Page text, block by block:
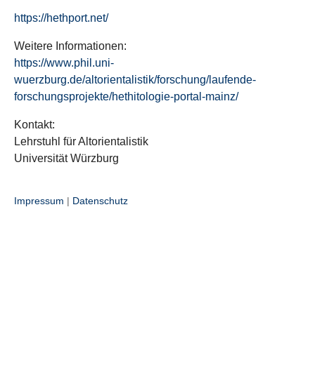
https://hethport.net/
Weitere Informationen:
https://www.phil.uni-
wuerzburg.de/altorientalistik/forschung/laufende-
forschungsprojekte/hethitologie-portal-mainz/
Kontakt:
Lehrstuhl für Altorientalistik
Universität Würzburg
Impressum | Datenschutz